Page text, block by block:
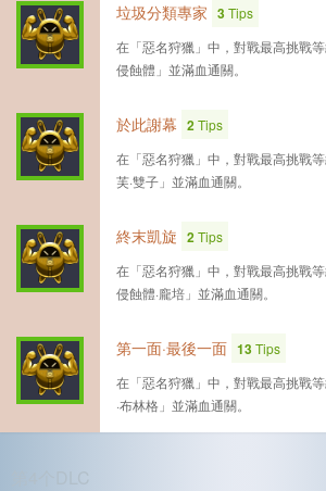
垃圾分類專家 3Tips
在「惡名狩獵」中，對戰最高挑戰
侵蝕體」並滿血通關。
於此謝幕 2Tips
在「惡名狩獵」中，對戰最高挑戰
芙·雙子」並滿血通關。
終末凱旋 2Tips
在「惡名狩獵」中，對戰最高挑戰
侵蝕體·龐培」並滿血通關。
第一面·最後一面 13Tips
在「惡名狩獵」中，對戰最高挑戰
·布林格」並滿血通關。